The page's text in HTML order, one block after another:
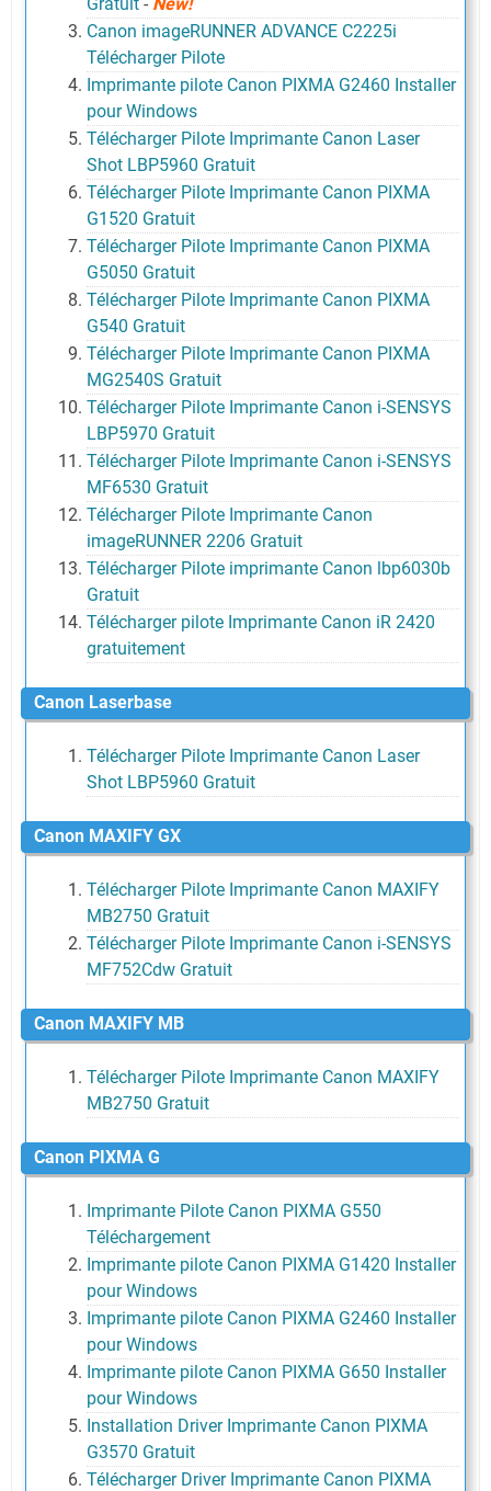
Canon imageRUNNER ADVANCE C2225i
Télécharger Pilote
Imprimante pilote Canon PIXMA G2460 Installer
pour Windows
Télécharger Pilote Imprimante Canon Laser
Shot LBP5960 Gratuit
Télécharger Pilote Imprimante Canon PIXMA
G1520 Gratuit
Télécharger Pilote Imprimante Canon PIXMA
G5050 Gratuit
Télécharger Pilote Imprimante Canon PIXMA
G540 Gratuit
Télécharger Pilote Imprimante Canon PIXMA
MG2540S Gratuit
Télécharger Pilote Imprimante Canon i-SENSYS
LBP5970 Gratuit
Télécharger Pilote Imprimante Canon i-SENSYS
MF6530 Gratuit
Télécharger Pilote Imprimante Canon
imageRUNNER 2206 Gratuit
Télécharger Pilote imprimante Canon lbp6030b
Gratuit
Télécharger pilote Imprimante Canon iR 2420
gratuitement
Canon Laserbase
Télécharger Pilote Imprimante Canon Laser
Shot LBP5960 Gratuit
Canon MAXIFY GX
Télécharger Pilote Imprimante Canon MAXIFY
MB2750 Gratuit
Télécharger Pilote Imprimante Canon i-SENSYS
MF752Cdw Gratuit
Canon MAXIFY MB
Télécharger Pilote Imprimante Canon MAXIFY
MB2750 Gratuit
Canon PIXMA G
Imprimante Pilote Canon PIXMA G550
Téléchargement
Imprimante pilote Canon PIXMA G1420 Installer
pour Windows
Imprimante pilote Canon PIXMA G2460 Installer
pour Windows
Imprimante pilote Canon PIXMA G650 Installer
pour Windows
Installation Driver Imprimante Canon PIXMA
G3570 Gratuit
Télécharger Driver Imprimante Canon PIXMA